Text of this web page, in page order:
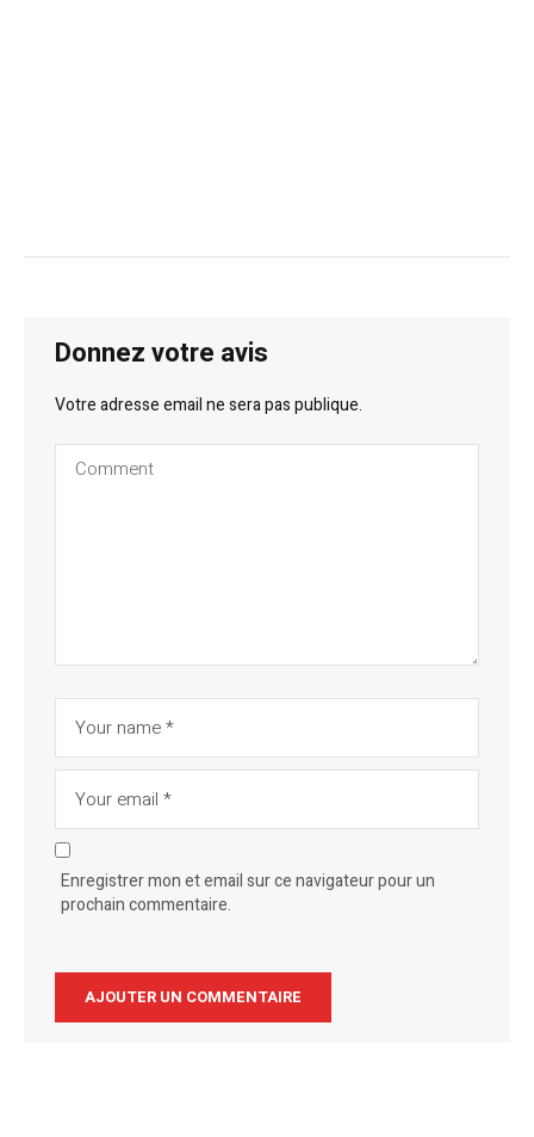
Donnez votre avis
Votre adresse email ne sera pas publique.
Enregistrer mon et email sur ce navigateur pour un
prochain commentaire.